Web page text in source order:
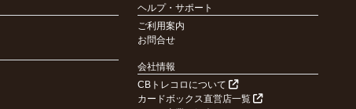
ヘルプ・サポート
ご利用案内
お問合せ
会社情報
CBトレコロについて
カードボックス直営店一覧